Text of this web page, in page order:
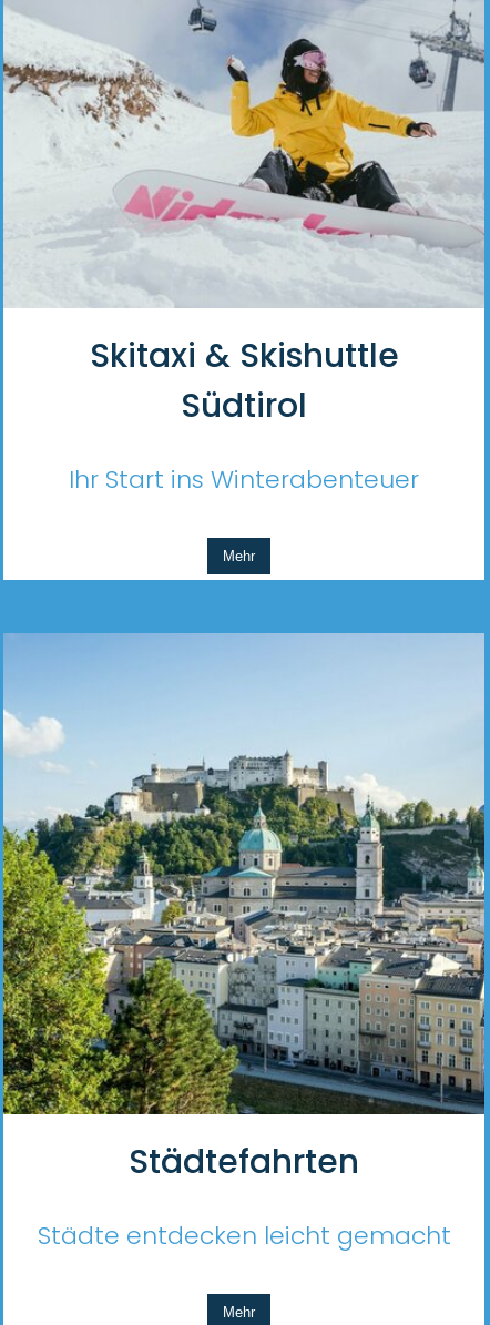
Skitaxi & Skishuttle
Südtirol
Ihr Start ins Winterabenteuer
Mehr
Städtefahrten
Städte entdecken leicht gemacht
Mehr